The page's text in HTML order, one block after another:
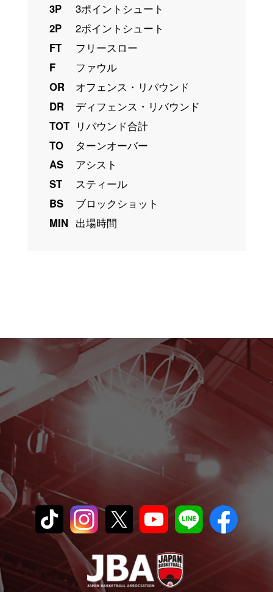
3P
3ポイントシュート
2P
2ポイントシュート
FT
フリースロー
F
ファウル
OR
オフェンス・リバウンド
DR
ディフェンス・リバウンド
TOT リバウンド合計
TO
ターンオーバー
AS
アシスト
ST
スティール
BS
ブロックショット
MIN 出場時間